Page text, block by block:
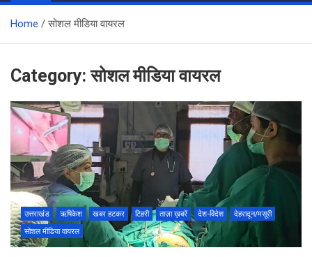
Home सोशल मीडिया वायरल
Category:सोशल मीडिया वायरल
उत्तराखंड ऋषिकेश खबर हटकर टिहरी ताज़ा ख़बरें देश-विदेश
देहरादून/मसूरी
सोशल मीडिया वायरल